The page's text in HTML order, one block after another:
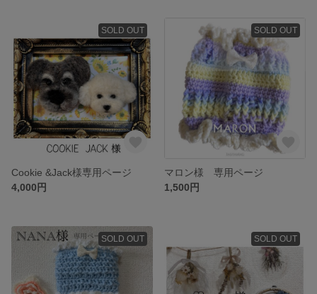
SOLD OUT
Cookie &Jack様専用ページ
4,000円
SOLD OUT
マロン様 専用ページ
1,500円
SOLD OUT SOLD OUT